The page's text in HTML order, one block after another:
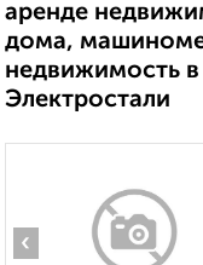
аренде
дома,
недвижимость
Электростали
‹